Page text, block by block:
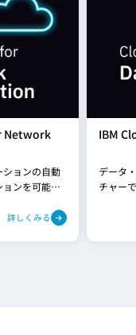
Network
ョンの自動
ンを可能に
詳しくみる
IBM
データ
チャー